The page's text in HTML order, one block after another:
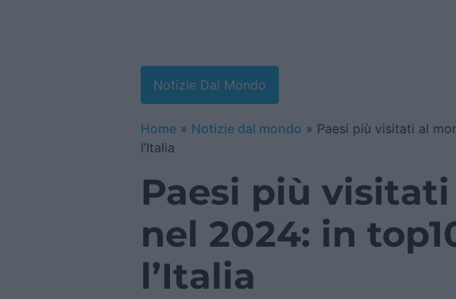
Notizie Dal Mondo
Home » Notizie dal mondo » Paesi più visitati al
l’Italia
Paesi più
nel 2024: in
l’Italia